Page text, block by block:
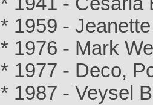
* 1959 -
* 1976 - Mark
* 1977 - Deco,
* 1987 - Veysel